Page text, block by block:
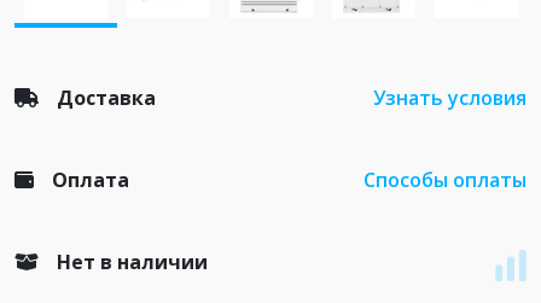
Доставка Узнать условия
Оплата Способы оплаты
Нет в наличии